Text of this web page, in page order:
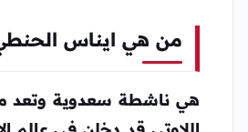
من هي ايناس
هي ناشطة سعدوية وتعد